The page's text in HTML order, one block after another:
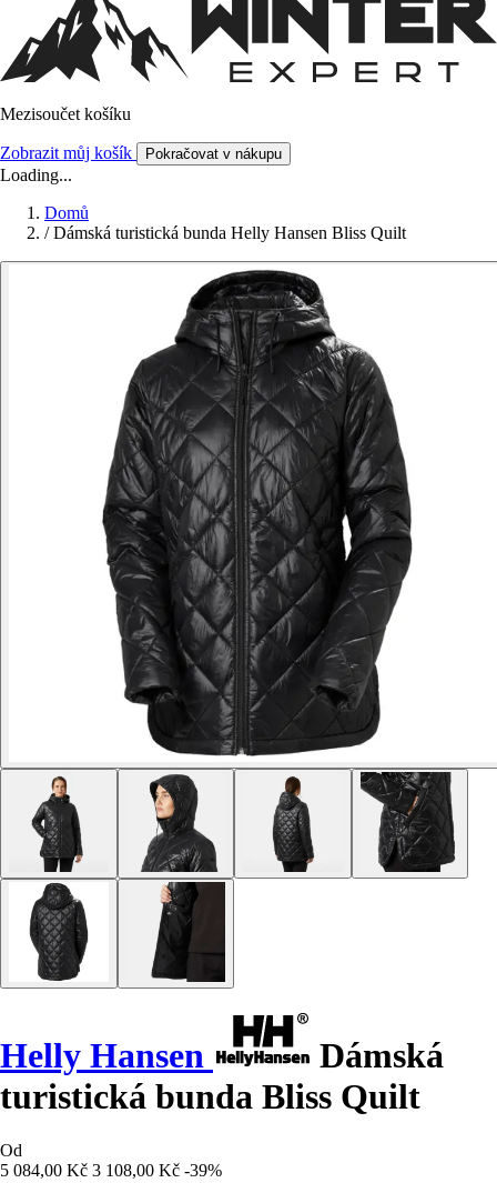
Mezisoučet košíku
Zobrazit můj košík Pokračovat v nákupu
Loading...
Domů
/ Dámská turistická bunda Helly Hansen Bliss Quilt
Helly Hansen
Dámská
turistická bunda Bliss Quilt
Od
5 084,00 Kč 3 108,00 Kč -39%